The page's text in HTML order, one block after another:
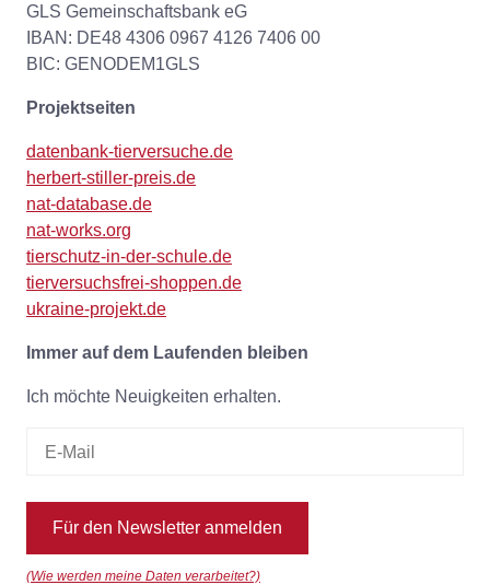
GLS Gemeinschaftsbank eG
IBAN: DE48 4306 0967 4126 7406 00
BIC: GENODEM1GLS
Projektseiten
datenbank-tierversuche.de
herbert-stiller-preis.de
nat-database.de
nat-works.org
tierschutz-in-der-schule.de
tierversuchsfrei-shoppen.de
ukraine-projekt.de
Immer auf dem Laufenden bleiben
Ich möchte Neuigkeiten erhalten.
Für den Newsletter anmelden
(Wie werden meine Daten verarbeitet?)